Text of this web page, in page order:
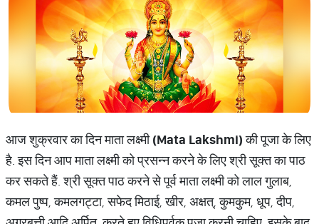
आज शुक्रवार का दिन माता लक्ष्मी(Mata Lakshmi)की पूजा के लिए
है. इस दिन आप माता लक्ष्मी को प्रसन्न करने के लिए श्री सूक्त का पाठ
कर सकते हैं. श्री सूक्त पाठ करने से पूर्व माता लक्ष्मी को लाल गुलाब,
कमल पुष्प, कमलगट्टा, सफेद मिठाई, खीर, अक्षत्, कुमकुम, धूप, दीप,